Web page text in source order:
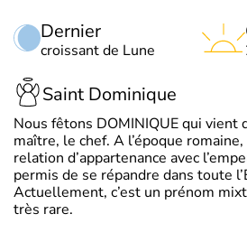
Dernier
croissant de Lune
Saint Dominique
Nous fêtons DOMINIQUE qui vient
maître, le chef. A l’époque
relation d’appartenance avec
permis de se répandre dans toute
Actuellement, c’est un prénom
très rare.